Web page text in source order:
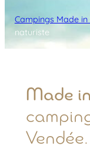
Campings Made in
naturiste
Made
Vendée.